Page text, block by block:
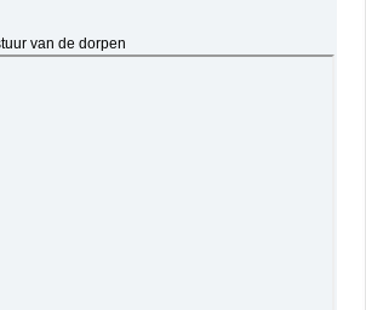
van de dorpen